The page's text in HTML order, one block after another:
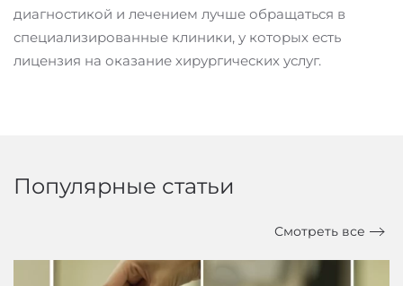
диагностикой и лечением лучше обращаться в
специализированные клиники, у которых есть
лицензия на оказание хирургических услуг.
Популярные статьи
Смотреть все